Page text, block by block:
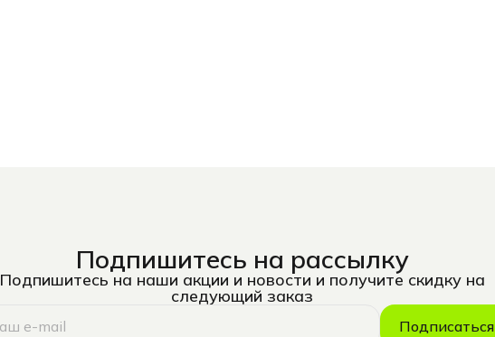
Подпишитесь на рассылку
Подпишитесь на наши акции и новости и получите скидку на
следующий заказ
Подписаться